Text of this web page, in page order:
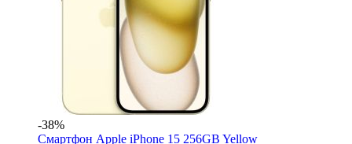
-38%
Смартфон Apple iPhone 15 256GB Yellow